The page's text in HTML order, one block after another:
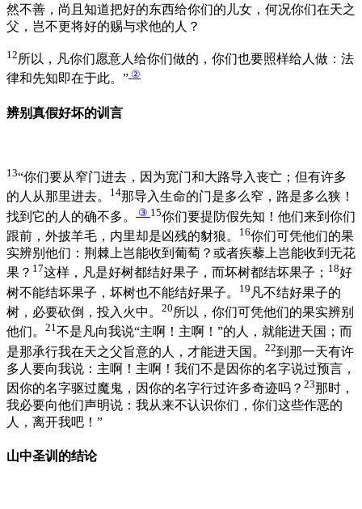
然不善，尚且知道把好的东西给你们的儿女，何况你们在天之
父，岂不更将好的赐与求他的人？
12 所以，凡你们愿意人给你们做的，你们也要照样给人做：法
律和先知即在于此。” ②
辨别真假好坏的训言
13“你们要从窄门进去，因为宽门和大路导入丧亡；但有许多
的人从那里进去。
14那导入生命的门是多么窄，路是多么狭！
找到它的人的确不多。
③ 15你们要提防假先知！他们来到你们
跟前，外披羊毛，内里却是凶残的豺狼。
16你们可凭他们的果
实辨别他们：荆棘上岂能收到葡萄？或者疾藜上岂能收到无花
果？ 17这样，凡是好树都结好果子，而坏树都结坏果子； 18好
树不能结坏果子，坏树也不能结好果子。
19 凡不结好果子的
树，必要砍倒，投入火中。 20 所以，你们可凭他们的果实辨别
他们。 21不是凡向我说“主啊！主啊！”的人，就能进天国；而
是那承行我在天之父旨意的人，才能进天国。 22到那一天有许
多人要向我说：主啊！主啊！我们不是因你的名字说过预言，
因你的名字驱过魔鬼，因你的名字行过许多奇迹吗？ 23那时，
我必要向他们声明说：我从来不认识你们，你们这些作恶的
人，离开我吧！”
山中圣训的结论